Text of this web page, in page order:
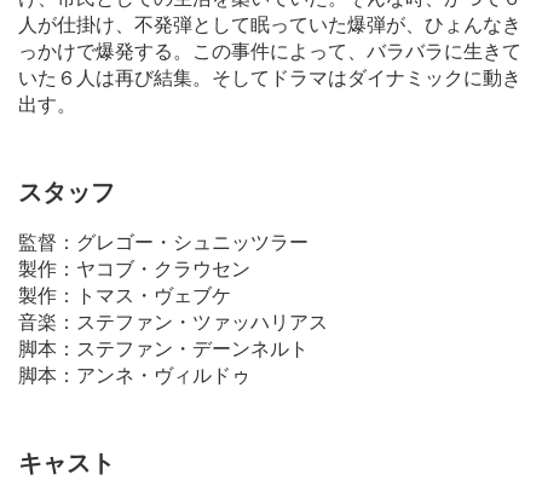
人が仕掛け、不発弾として眠っていた爆弾が、ひょんなき
っかけで爆発する。この事件によって、バラバラに生きて
いた６人は再び結集。そしてドラマはダイナミックに動き
出す。
スタッフ
監督：グレゴー・シュニッツラー
製作：ヤコブ・クラウセン
製作：トマス・ヴェブケ
音楽：ステファン・ツァッハリアス
脚本：ステファン・デーンネルト
脚本：アンネ・ヴィルドゥ
キャスト